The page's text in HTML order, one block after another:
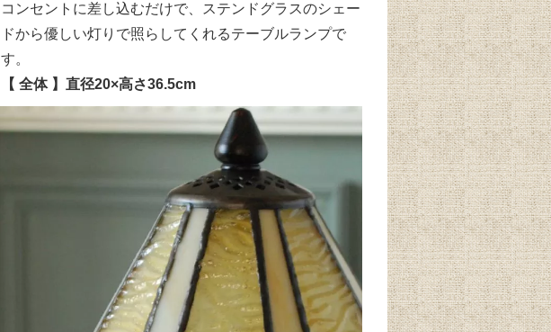
コンセントに差し込むだけで、ステンドグラスのシェー
ドから優しい灯りで照らしてくれるテーブルランプで
す。
【 全体 】直径20×高さ36.5cm